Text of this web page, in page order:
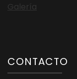
Galería
CONTACTO